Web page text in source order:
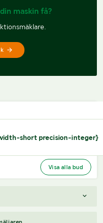
maskin få?
short precision-integer}
Visa alla bud
om frakt för